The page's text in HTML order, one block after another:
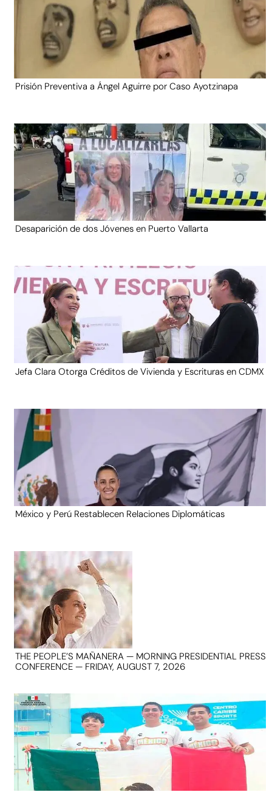
Prisión Preventiva a Ángel Aguirre por Caso Ayotzinapa
Desaparición de dos Jóvenes en Puerto Vallarta
Jefa Clara Otorga Créditos de Vivienda y Escrituras en CDMX
México y Perú Restablecen Relaciones Diplomáticas
THE PEOPLE’S MAÑANERA — MORNING PRESIDENTIAL PRESS
CONFERENCE — FRIDAY, AUGUST 7, 2026